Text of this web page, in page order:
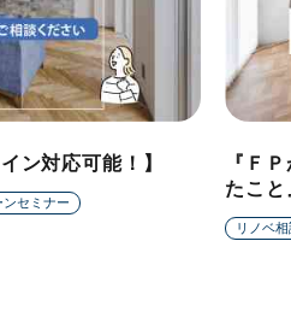
ン対応可能！】
ンセミナー
『Ｆ
たこ
リノベ